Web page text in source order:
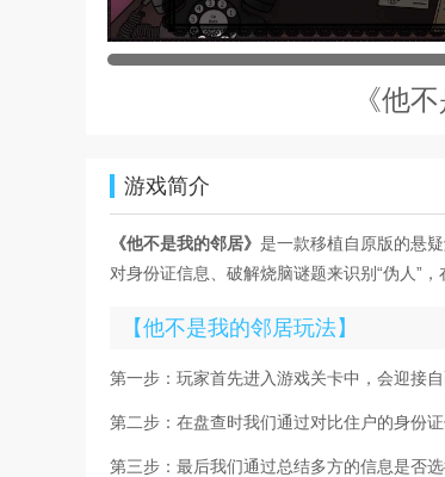
《他
游戏简介
《他不是我的邻居》 是一款移植自原版的悬
对身份证信息、破解烧脑谜题来识别“伪人”
【他不是我的邻居玩法】
第一步：玩家首先进入游戏关卡中，会迎接自
第二步：在盘查时我们通过对比住户的身份
第三步：最后我们通过总结多方的信息是否